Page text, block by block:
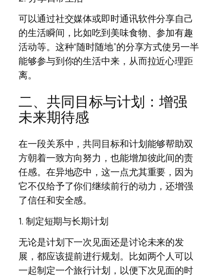
可以通过社交媒体或即时通讯软件分享自己
的生活瞬间，比如吃到美味食物、参加有趣
活动等。这种“随时随地”的分享方式使另一半
能够参与到你的生活中来，从而拉近心理距
离。
二、共同目标与计划：增强
未来期待感
在一段关系中，共同目标和计划能够帮助双
方朝着一致方向努力，也能增加彼此间的责
任感。在异地恋中，这一点尤其重要，因为
它不仅给予了你们继续前行的动力，还增强
了信任和安全感。
1. 制定短期与长期计划
无论是计划下一次见面还是讨论未来的发
展，都应该提前进行规划。比如两个人可以
一起制定一个旅行计划，以便下次见面的时